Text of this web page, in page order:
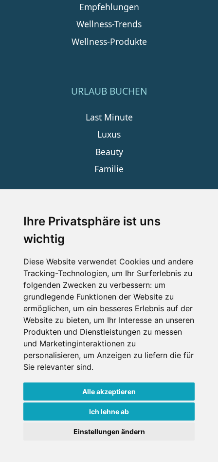
Ihre Privatsphäre ist uns
wichtig
Diese Website verwendet Cookies und andere
Tracking-Technologien, um Ihr Surferlebnis zu
folgenden Zwecken zu verbessern: um
grundlegende Funktionen der Website zu
ermöglichen, um ein besseres Erlebnis auf der
Website zu bieten, um Ihr Interesse an unseren
Produkten und Dienstleistungen zu messen
und Marketinginteraktionen zu
personalisieren, um Anzeigen zu liefern die für
Sie relevanter sind.
Alle akzeptieren
Ich lehne ab
Einstellungen ändern
Empfehlungen
Wellness-Trends
Wellness-Produkte
URLAUB BUCHEN
Last Minute
Luxus
Beauty
Familie
SERVICE
Datenschutz
Nutzungsbedingungen
Kontakt
WEITERE PORTALE
Schneemenschen.de
Schneehoehen.de
Alpen-Guide.de